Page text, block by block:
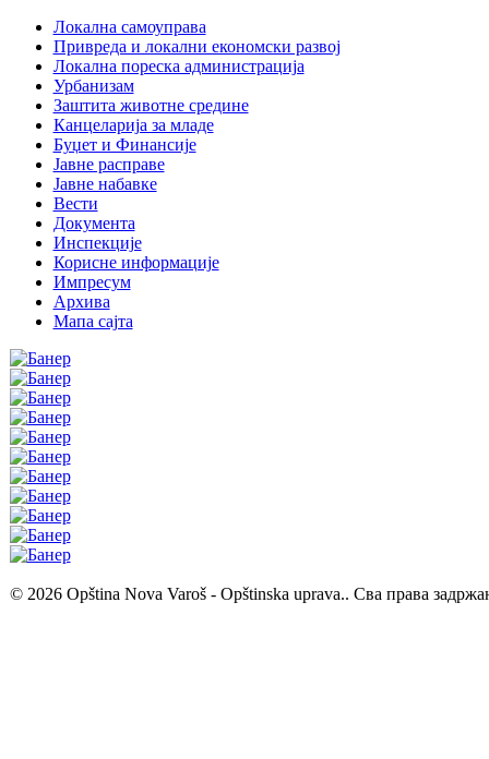
Локална самоуправа
Привреда и локални економски развој
Локална пореска администрација
Урбанизам
Заштита животне средине
Канцеларија за младе
Буџет и Финансије
Јавне расправе
Јавне набавке
Вести
Документа
Инспекције
Корисне информације
Импресум
Архива
Мапа сајта
© 2026 Opština Nova Varoš - Opštinska uprava.. Сва права